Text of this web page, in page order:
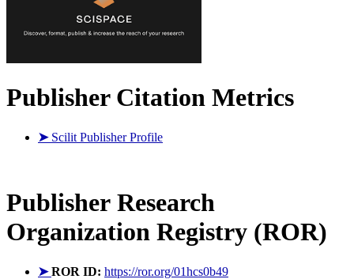
Publisher Citation Metrics
➤ Scilit Publisher Profile
Publisher Research
Organization Registry (ROR)
➤ROR ID: https://ror.org/01hcs0b49